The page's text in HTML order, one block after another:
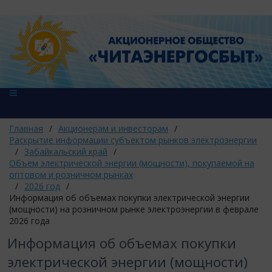
Главная / Акционерам и инвесторам /
Раскрытие информации субъектом рынков электроэнергии
/ Забайкальский край /
Объем электрической энергии (мощности), покупаемой на
оптовом и розничном рынках
/ 2026 год /
Информация об объемах покупки электрической энергии
(мощности) на розничном рынке электроэнергии в феврале
2026 года
Информация об объемах покупки
электрической энергии (мощности)